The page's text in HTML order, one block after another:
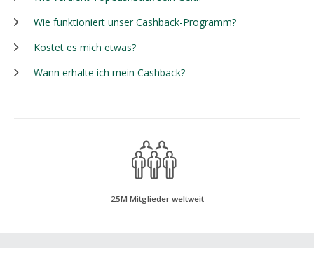
Wie funktioniert unser Cashback-Programm?
Kostet es mich etwas?
Wann erhalte ich mein Cashback?
25M Mitglieder weltweit